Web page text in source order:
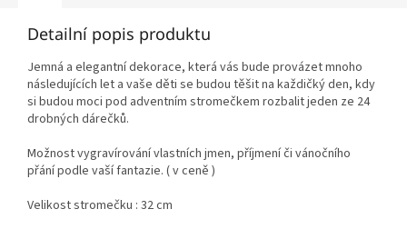
Detailní popis produktu
Jemná a elegantní dekorace, která vás bude provázet mnoho
následujících let a vaše děti se budou těšit na každičký den, kdy
si budou moci pod adventním stromečkem rozbalit jeden ze 24
drobných dárečků.
Možnost vygravírování vlastních jmen, příjmení či vánočního
přání podle vaší fantazie. ( v ceně )
Velikost stromečku : 32 cm